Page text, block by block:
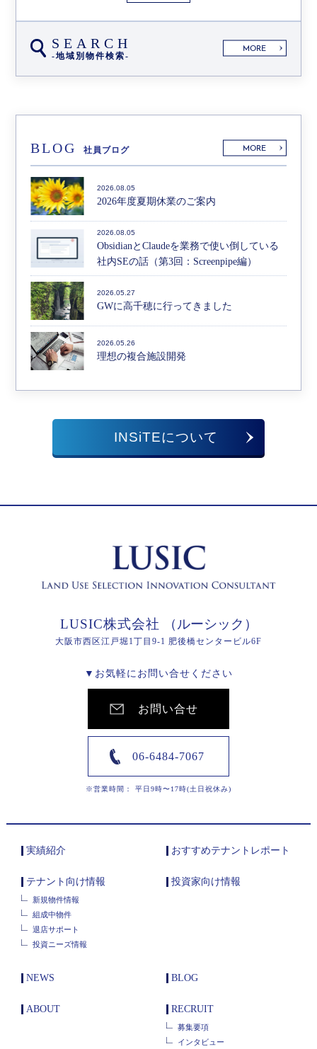
SEARCH
-地域別物件検索-
MORE
BLOG 社員ブログ MORE
2026.08.05
2026年度夏期休業のご案内
2026.08.05
ObsidianとClaudeを業務で使い倒している
社内SEの話（第3回：Screenpipe編）
2026.05.27
GWに高千穂に行ってきました
2026.05.26
理想の複合施設開発
INSiTEについて
LUSIC株式会社 （ルーシック）
大阪市西区江戸堀1丁目9-1 肥後橋センタービル6F
▼お気軽にお問い合せください
お問い合せ
06-6484-7067
※営業時間： 平日9時〜17時(土日祝休み)
実績紹介 おすすめテナントレポート
テナント向け情報
新規物件情報
組成中物件
退店サポート
投資ニーズ情報
投資家向け情報
NEWS BLOG
ABOUT RECRUIT
募集要項
インタビュー